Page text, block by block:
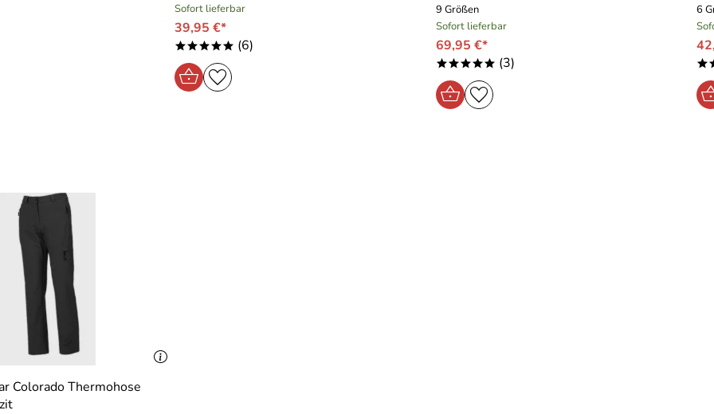
Kombi mit Langarmshirt oder Jacke drunter!
Sofort lieferbar
39,95 €*
***** (6)
9 Größen
Sofort lieferbar
69,95 €*
***** (3)
6
Colorado Thermohose